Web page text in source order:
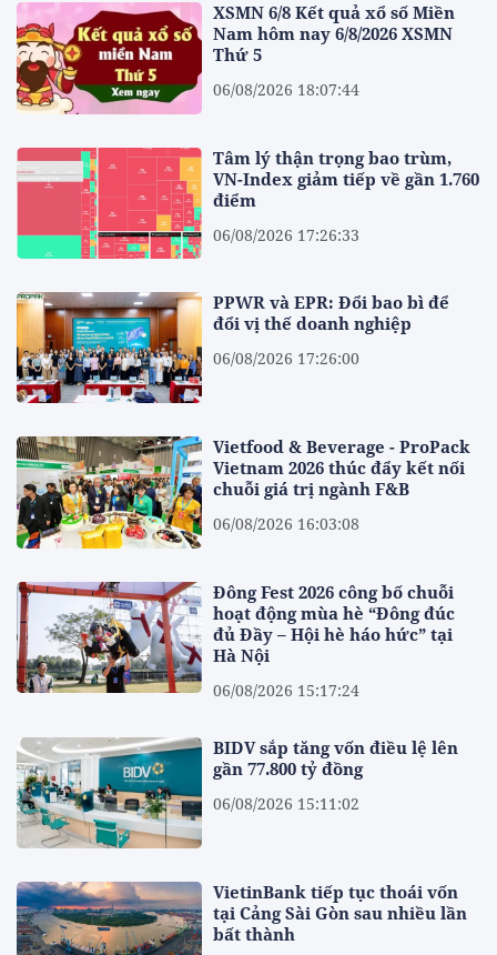
XSMN 6/8 Kết quả xổ số Miền
Nam hôm nay 6/8/2026 XSMN
Thứ 5
06/08/2026 18:07:44
Tâm lý thận trọng bao trùm,
VN-Index giảm tiếp về gần 1.760
điểm
06/08/2026 17:26:33
PPWR và EPR: Đổi bao bì để
đổi vị thế doanh nghiệp
06/08/2026 17:26:00
Vietfood & Beverage - ProPack
Vietnam 2026 thúc đẩy kết nối
chuỗi giá trị ngành F&B
06/08/2026 16:03:08
Đông Fest 2026 công bố chuỗi
hoạt động mùa hè “Đông đúc
đủ Đầy – Hội hè háo hức” tại
Hà Nội
06/08/2026 15:17:24
BIDV sắp tăng vốn điều lệ lên
gần 77.800 tỷ đồng
06/08/2026 15:11:02
VietinBank tiếp tục thoái vốn
tại Cảng Sài Gòn sau nhiều lần
bất thành